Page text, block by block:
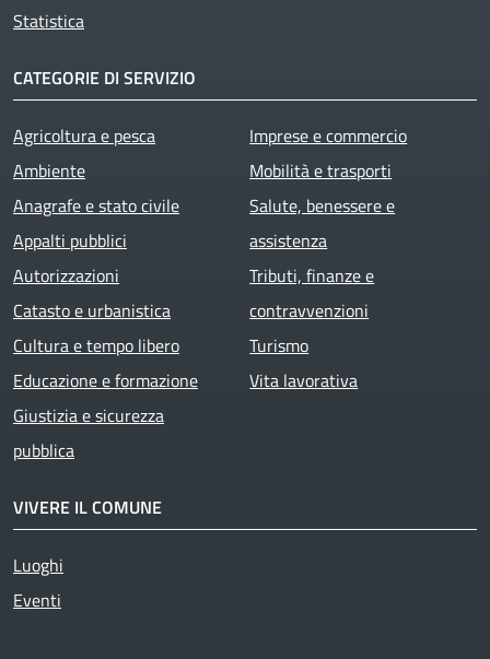
Statistica
CATEGORIE DI SERVIZIO
Agricoltura e pesca
Ambiente
Anagrafe e stato civile
Appalti pubblici
Autorizzazioni
Catasto e urbanistica
Cultura e tempo libero
Educazione e formazione
Giustizia e sicurezza
pubblica
Imprese e commercio
Mobilità e trasporti
Salute, benessere e
assistenza
Tributi, finanze e
contravvenzioni
Turismo
Vita lavorativa
VIVERE IL COMUNE
Luoghi
Eventi